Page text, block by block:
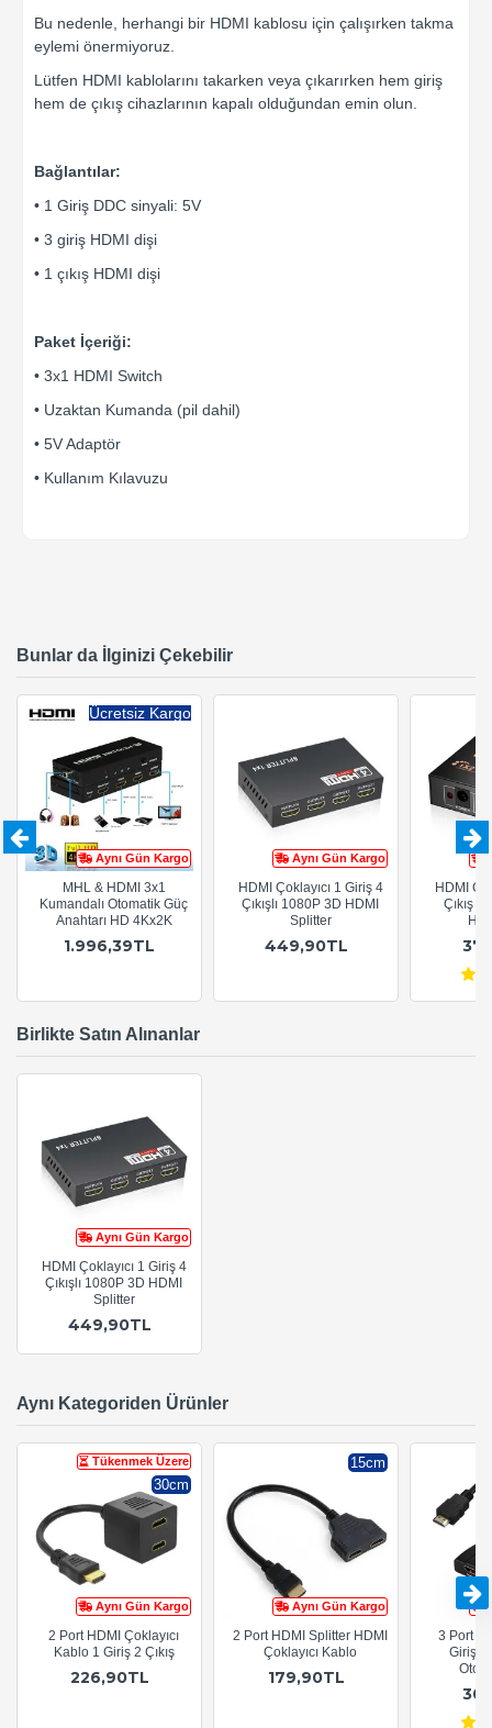
Bu nedenle, herhangi bir HDMI kablosu için çalışırken takma
eylemi önermiyoruz.
Lütfen HDMI kablolarını takarken veya çıkarırken hem giriş
hem de çıkış cihazlarının kapalı olduğundan emin olun.
Bağlantılar:
• 1 Giriş DDC sinyali: 5V
• 3 giriş HDMI dişi
• 1 çıkış HDMI dişi
Paket İçeriği:
• 3x1 HDMI Switch
• Uzaktan Kumanda (pil dahil)
• 5V Adaptör
• Kullanım Kılavuzu
Bunlar da İlginizi Çekebilir
Aynı Gün Kargo
Ücretsiz Kargo
MHL & HDMI 3x1
Kumandalı Otomatik Güç
Anahtarı HD 4Kx2K
1.996,39TL
Aynı Gün Kargo
HDMI Çoklayıcı 1 Giriş 4
Çıkışlı 1080P 3D HDMI
Splitter
449,90TL
HDMI
Çıkış
Birlikte Satın Alınanlar
Aynı Gün Kargo
HDMI Çoklayıcı 1 Giriş 4
Çıkışlı 1080P 3D HDMI
Splitter
449,90TL
Aynı Kategoriden Ürünler
Aynı Gün Kargo
Tükenmek Üzere
30cm
2 Port HDMI Çoklayıcı
Kablo 1 Giriş 2 Çıkış
226,90TL
Aynı Gün Kargo
15cm
2 Port HDMI Splitter HDMI
Çoklayıcı Kablo
179,90TL
3 Port
Giriş 1